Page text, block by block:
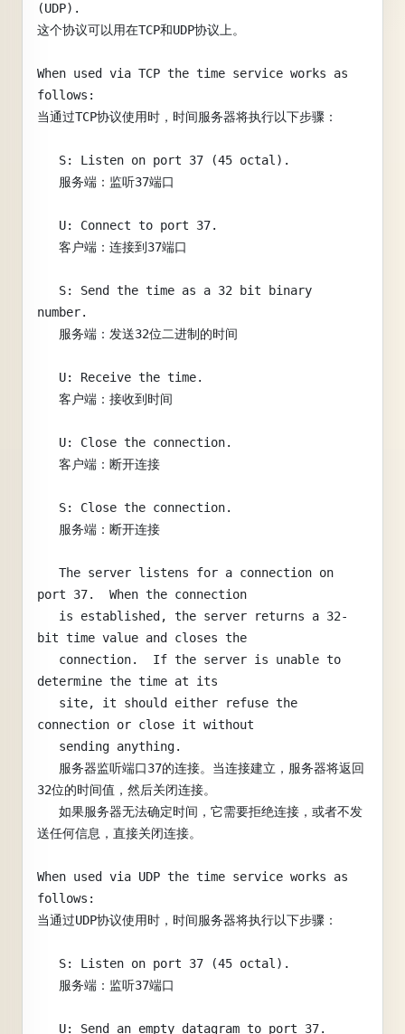
(UDP).
这个协议可以用在TCP和UDP协议上。
When used via TCP the time service works as
follows:
当通过TCP协议使用时，时间服务器将执行以下步骤：
   S: Listen on port 37 (45 octal).
   服务端：监听37端口
   U: Connect to port 37.
   客户端：连接到37端口
number.
   服务端：发送32位二进制的时间
   U: Receive the time.
   客户端：接收到时间
   U: Close the connection.
   客户端：断开连接
   S: Close the connection.
   服务端：断开连接
port 37.  When the connection
bit time value and closes the
determine the time at its
connection or close it without
   sending anything.
32位的时间值，然后关闭连接。
送任何信息，直接关闭连接。
When used via UDP the time service works as
follows:
当通过UDP协议使用时，时间服务器将执行以下步骤：
   S: Listen on port 37 (45 octal).
   服务端：监听37端口
   U: Send an empty datagram to port 37.